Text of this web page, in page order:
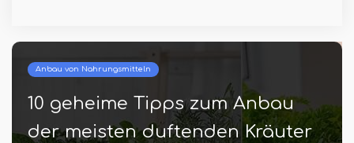
Beste und oberste Gartenarbeit
56 Arten von Hoya -Sorten mit
Bildern von Instagram